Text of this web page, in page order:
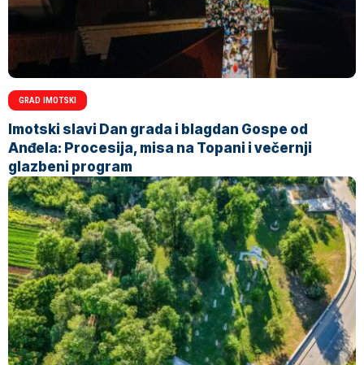
GRAD IMOTSKI
Imotski slavi Dan grada i blagdan Gospe od
Anđela: Procesija, misa na Topani i večernji
glazbeni program